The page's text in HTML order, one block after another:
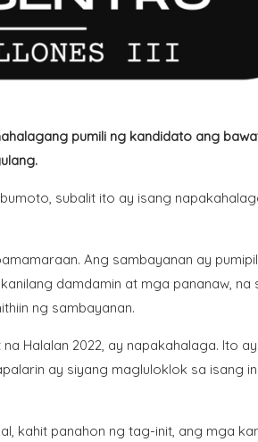
pumili ng kandidato ang
subalit ito ay isang
Ang sambayanan ay
damdamin at mga pananaw, na
ng sambayanan.
Halalan 2022, ay napakahalaga. Ito
ay siyang magluloklok sa isang
kahit panahon ng tag-init, ang mga